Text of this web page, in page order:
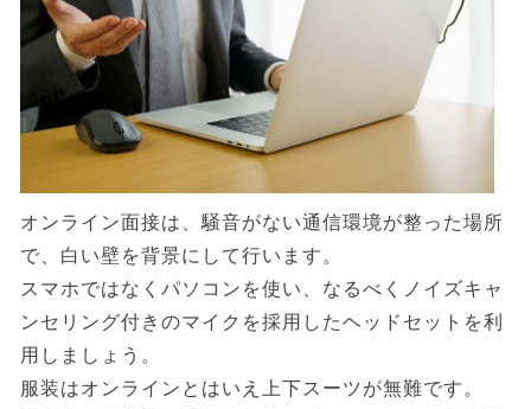
オンライン面接は、騒音がない通信環境が整った場所
で、白い壁を背景にして行います。
スマホではなくパソコンを使い、なるべくノイズキャ
ンセリング付きのマイクを採用したヘッドセットを利
用しましょう。
服装はオンラインとはいえ上下スーツが無難です。